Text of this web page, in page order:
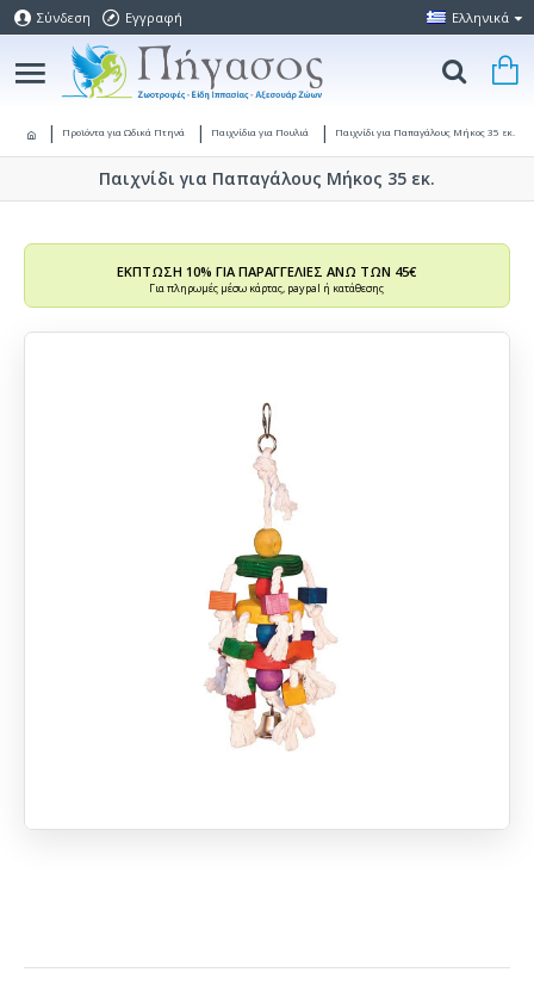
Σύνδεση Εγγραφή Ελληνικά
Προϊόντα για Ωδικά Πτηνά Παιχνίδια για Πουλιά Παιχνίδι για Παπαγάλους Μήκος 35 εκ.
Παιχνίδι για Παπαγάλους Μήκος 35 εκ.
ΕΚΠΤΩΣΗ 10% ΓΙΑ ΠΑΡΑΓΓΕΛΙΕΣ ΑΝΩ ΤΩΝ 45€
Για πληρωμές μέσω κάρτας, paypal ή κατάθεσης